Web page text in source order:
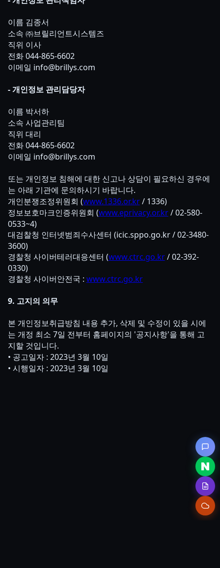
이름 김종서
소속 ㈜브릴리언트시스템즈
직위 이사
전화 044-865-6602
이메일 info@brillys.com
- 개인정보 관리담당자
이름 박서하
소속 사업관리팀
직위 대리
전화 044-865-6602
이메일 info@brillys.com
또는 개인정보 침해에 대한 신고나 상담이 필요하신 경우에
는 아래 기관에 문의하시기 바랍니다.
개인분쟁조정위원회 (www.1336.or.kr/ 1336)
정보보호마크인증위원회 (www.eprivacy.or.kr/ 02-580-
0533~4)
대검찰청 인터넷범죄수사센터 (icic.sppo.go.kr / 02-3480-
3600)
경찰청 사이버테러대응센터 (www.ctrc.go.kr/ 02-392-
0330)
경찰청 사이버안전국 : www.ctrc.go.kr
9. 고지의 의무
본 개인정보취급방침 내용 추가, 삭제 및 수정이 있을 시에
는 개정 최소 7일 전부터 홈페이지의 '공지사항'을 통해 고
지할 것입니다.
• 공고일자 : 2023년 3월 10일
• 시행일자 : 2023년 3월 10일